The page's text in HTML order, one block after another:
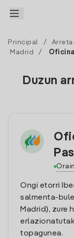
Principal /
Madrid
/
Duzun
Ongi etorri
salmenta-
Madrid), zure
topagunea.